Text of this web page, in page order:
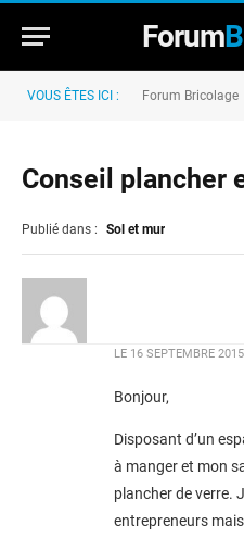
Forum
VOUS ÊTES ICI : Forum Bricolage
Conseil plancher
Publié dans : Sol et mur
LE 16 SEPTEMBRE
Bonjour,
Disposant d’un
à manger et mon
plancher de verre.
entrepreneurs